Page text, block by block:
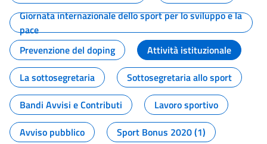
Giornata internazionale dello sport per lo sviluppo e la
pace
Prevenzione del doping
Attività istituzionale
La sottosegretaria
Sottosegretaria allo sport
Bandi Avvisi e Contributi
Lavoro sportivo
Avviso pubblico
Sport Bonus 2020 (1)